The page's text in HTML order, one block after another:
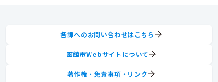
各課へのお問い合わせはこちら
函館市Webサイトについて
著作権・免責事項・リンク